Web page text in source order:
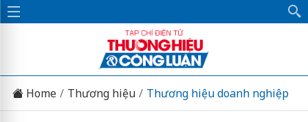
Home Thương hiệu Thương hiệu doanh nghiệp